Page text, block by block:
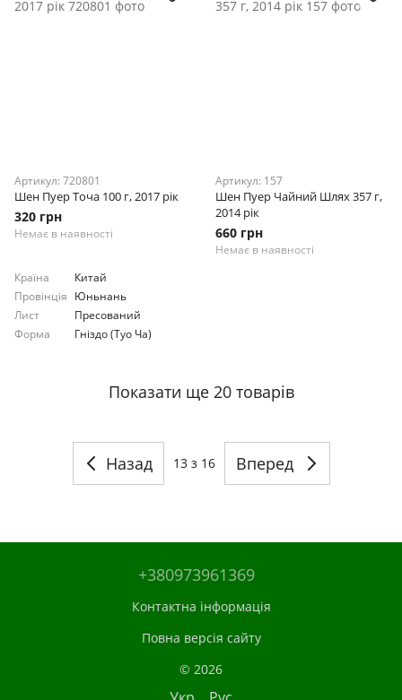
Артикул: 720801
Шен Пуер Точа 100 г, 2017 рік
320 грн
Немає в наявності
Країна
Китай
Провінція Юньнань
Лист
Пресований
Форма
Гніздо (Туо Ча)
Артикул: 157
Шен Пуер Чайний Шлях 357 г,
2014 рік
660 грн
Немає в наявності
Показати ще 20 товарів
Назад 13з 16 Вперед
+380973961369
Контактна інформація
Повна версія сайту
© 2026